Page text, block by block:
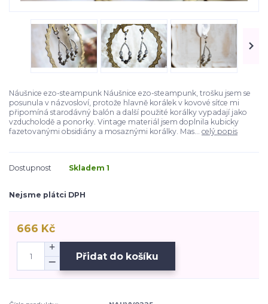
Náušnice ezo-steampunk Náušnice ezo-steampunk, trošku jsem se
posunula v názvosloví, protože hlavně korálek v kovové síťce mi
připomíná starodávný balón a další použité korálky vypadají jako
vzducholodě a ponorky. Vintage materiál jsem doplnila kubicky
fazetovanými obsidiány a mosaznými korálky. Mas... celý popis
Dostupnost Skladem 1
Nejsme plátci DPH
666 Kč
Přidat do košíku